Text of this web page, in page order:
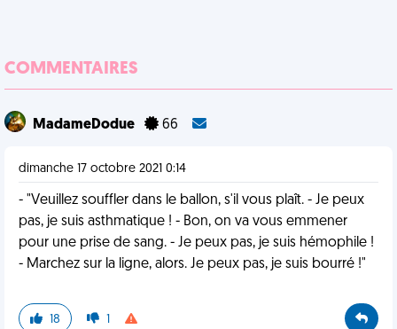
COMMENTAIRES
MadameDodue 66
dimanche 17 octobre 2021 0:14
- "Veuillez souffler dans le ballon, s'il vous plaît. - Je peux
pas, je suis asthmatique ! - Bon, on va vous emmener
pour une prise de sang. - Je peux pas, je suis hémophile !
- Marchez sur la ligne, alors. Je peux pas, je suis bourré !"
18 1